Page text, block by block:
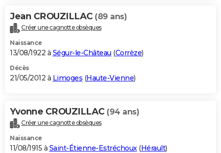
Jean CROUZILLAC (89 ans)
Créer une cagnotte obsèques
Naissance
13/08/1922 à Ségur-le-Château (Corrèze)
Décès
21/05/2012 à Limoges (Haute-Vienne)
Yvonne CROUZILLAC (94 ans)
Créer une cagnotte obsèques
Naissance
11/08/1915 à Saint-Étienne-Estréchoux(Hérault)